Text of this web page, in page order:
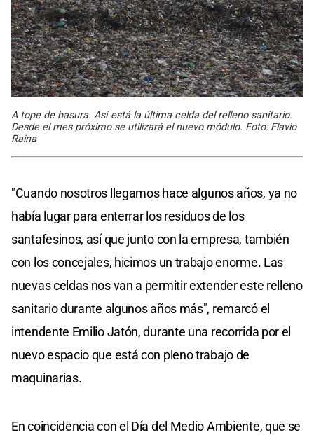
A tope de basura. Así está la última celda del relleno sanitario.
Desde el mes próximo se utilizará el nuevo módulo. Foto: Flavio
Raina
"Cuando nosotros llegamos hace algunos años, ya no
había lugar para enterrar los residuos de los
santafesinos, así que junto con la empresa, también
con los concejales, hicimos un trabajo enorme. Las
nuevas celdas nos van a permitir extender este relleno
sanitario durante algunos años más", remarcó el
intendente Emilio Jatón, durante una recorrida por el
nuevo espacio que está con pleno trabajo de
maquinarias.
En coincidencia con el Día del Medio Ambiente, que se